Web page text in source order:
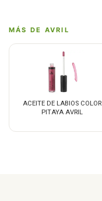
MÁS DE AVRIL
ACEITE DE LABIOS COLOR
PITAYA AVRIL